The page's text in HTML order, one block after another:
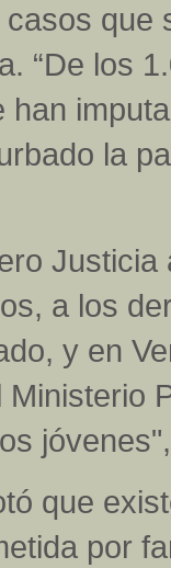
que
“De los
han
la
a los
y en
que
por